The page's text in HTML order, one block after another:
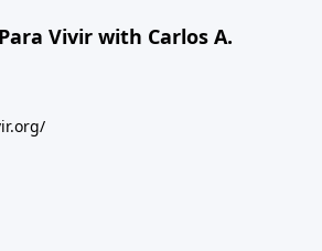
Vivir with Carlos A.